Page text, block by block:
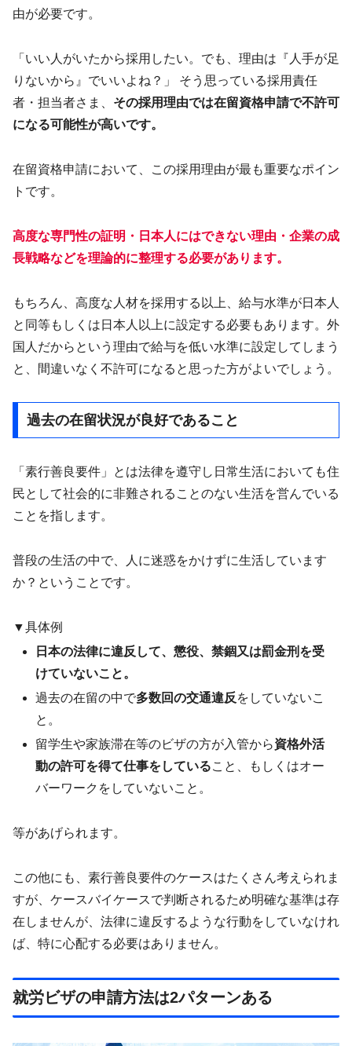
由が必要です。
「いい人がいたから採用したい。でも、理由は『人手が足
りないから』でいいよね？」 そう思っている採用責任
者・担当者さま、 その採用理由では在留資格申請で不許可
になる可能性が高いです。
在留資格申請において、この採用理由が最も重要なポイン
トです。
高度な専門性の証明・日本人にはできない理由・企業の成
長戦略などを理論的に整理する必要があります。
もちろん、高度な人材を採用する以上、給与水準が日本人
と同等もしくは日本人以上に設定する必要もあります。外
国人だからという理由で給与を低い水準に設定してしまう
と、間違いなく不許可になると思った方がよいでしょう。
過去の在留状況が良好であること
「素行善良要件」とは法律を遵守し日常生活においても住
民として社会的に非難されることのない生活を営んでいる
ことを指します。
普段の生活の中で、人に迷惑をかけずに生活しています
か？ということです。
▼具体例
日本の法律に違反して、懲役、禁錮又は罰金刑を受
けていないこと。
過去の在留の中で多数回の交通違反 をしていないこ
と。
留学生や家族滞在等のビザの方が入管から資格外活
動の許可を得て仕事をしていること、もしくはオー
バーワークをしていないこと。
等があげられます。
この他にも、素行善良要件のケースはたくさん考えられま
すが、ケースバイケースで判断されるため明確な基準は存
在しませんが、法律に違反するような行動をしていなけれ
ば、特に心配する必要はありません。
就労ビザの申請方法は2パターンある